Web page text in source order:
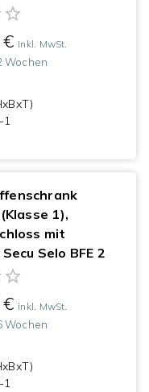
inkl. MwSt.
Wochen
1
1),
mit
Selo BFE 2
inkl. MwSt.
Wochen
1